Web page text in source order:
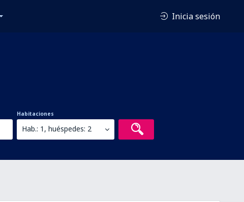
Inicia sesión
Habitaciones
Hab.: 1, huéspedes: 2